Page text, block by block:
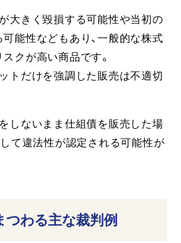
大きく毀損する可能性や当初の
能性などもあり、一般的な株式
クが高い商品です。
トだけを強調した販売は不適切
しないまま仕組債を販売した場
して違法性が認定される可能性が
わる主な裁判例